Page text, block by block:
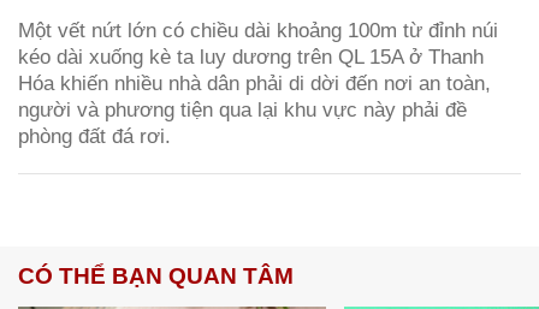
Một vết nứt lớn có chiều dài khoảng 100m từ đỉnh núi
kéo dài xuống kè ta luy dương trên QL 15A ở Thanh
Hóa khiến nhiều nhà dân phải di dời đến nơi an toàn,
người và phương tiện qua lại khu vực này phải đề
phòng đất đá rơi.
CÓ THỂ BẠN QUAN TÂM